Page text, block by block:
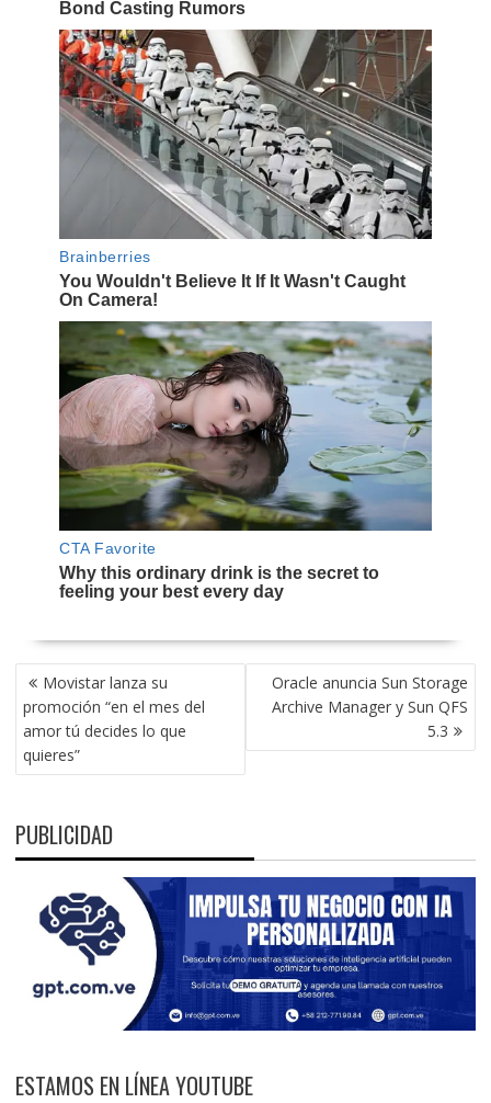
NAVEGACIÓN
DE
ENTRADAS
Movistar lanza su
promoción “en el mes del
amor tú decides lo que
quieres”
Oracle anuncia Sun Storage
Archive Manager y Sun QFS
5.3
PUBLICIDAD
ESTAMOS EN LÍNEA YOUTUBE